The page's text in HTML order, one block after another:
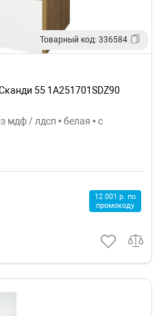
Товарный код: 336584
55 1A251701SDZ90
мдф / лдсп • белая • с
12 001 р. по
промокоду